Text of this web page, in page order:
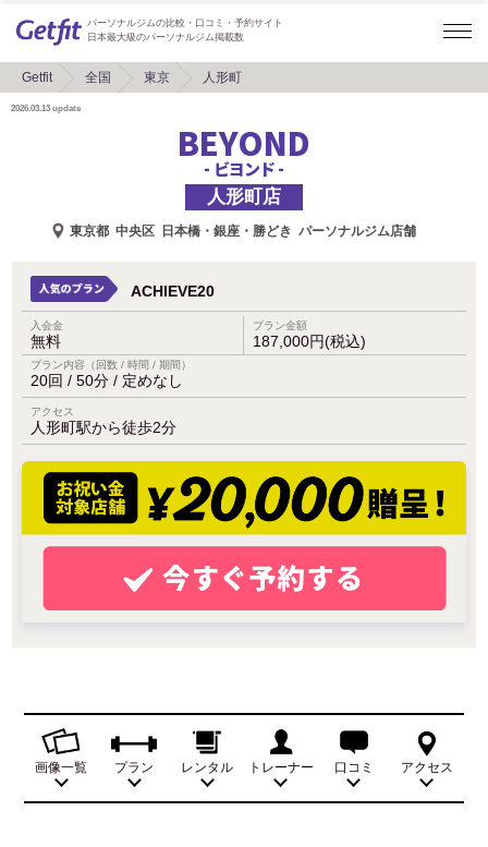
パーソナルジムの比較・口コミ・予約サイト
日本最大級のパーソナルジム掲載数
Getfit 全国 東京 人形町
2026.03.13 update
BEYOND
- ビヨンド -
人形町店
東京都 中央区 日本橋・銀座・勝どき パーソナルジム店舗
ACHIEVE20
入会金
無料
プラン金額
187,000円(税込)
プラン内容（回数 / 時間 / 期間）
20回 / 50分 / 定めなし
アクセス
人形町駅から徒歩2分
画像一覧 プラン レンタル トレーナー 口コミ アクセス